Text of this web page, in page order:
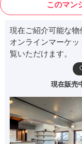
このマン
現在ご紹介可能な
オンラインマーケッ
覧いただけます。
現在販売